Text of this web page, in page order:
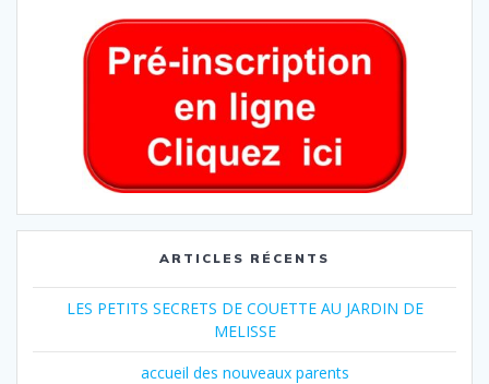
ARTICLES RÉCENTS
LES PETITS SECRETS DE COUETTE AU JARDIN DE
MELISSE
accueil des nouveaux parents